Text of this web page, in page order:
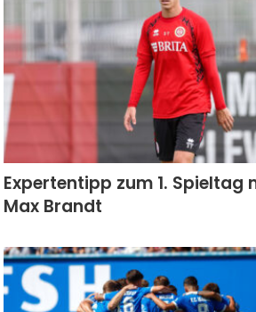
Expertentipp zum 1. Spieltag
Max Brandt